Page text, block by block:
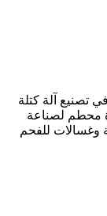
تصنيع آلة كتلة
محطم لصناعة
وغسالات للفحم